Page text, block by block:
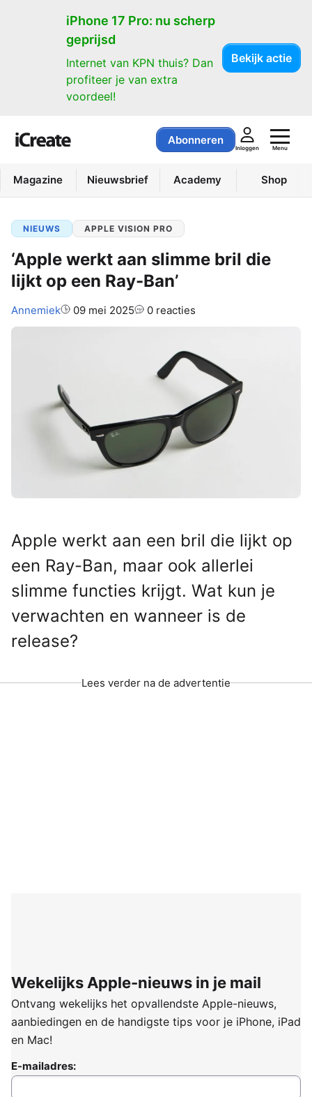
iPhone 17 Pro: nu scherp
geprijsd
Internet van KPN thuis? Dan
profiteer je van extra
voordeel!
Bekijk actie
Abonneren
Inloggen Menu
Magazine Nieuwsbrief Academy Shop
NIEUWS APPLE VISION PRO
‘Apple werkt aan slimme bril die
lijkt op een Ray-Ban’
Auteur:
Annemiek 09 mei 2025 0 reacties
Apple werkt aan een bril die lijkt op
een Ray-Ban, maar ook allerlei
slimme functies krijgt. Wat kun je
verwachten en wanneer is de
release?
Lees verder na de advertentie
Wekelijks Apple-nieuws in je mail
Ontvang wekelijks het opvallendste Apple-nieuws,
aanbiedingen en de handigste tips voor je iPhone, iPad
en Mac!
E-mailadres: